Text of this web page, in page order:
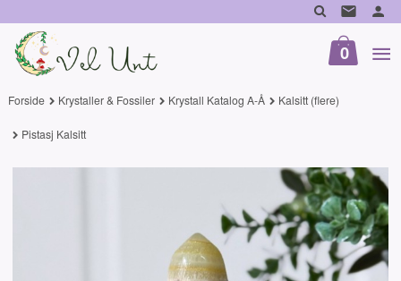
til
innholdet
0
Forside Krystaller & Fossiler Krystall Katalog A-Å Kalsitt (flere)
Pistasj Kalsitt